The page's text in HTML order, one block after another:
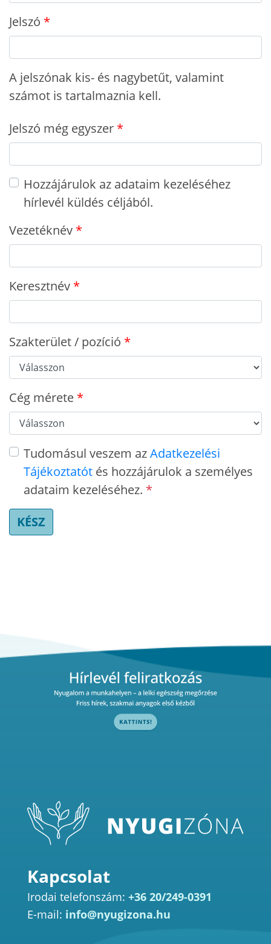
Jelszó
A jelszónak kis- és nagybetűt, valamint
számot is tartalmaznia kell.
Jelszó még egyszer
Hozzájárulok az adataim kezeléséhez
hírlevél küldés céljából.
Vezetéknév
Keresztnév
Szakterület / pozíció
Cég mérete
Tudomásul veszem azAdatkezelési
Tájékoztatót és hozzájárulok a személyes
adataim kezeléséhez. *
KÉSZ
Kapcsolat
Irodai telefonszám: +36 20/249-0391
E-mail: info@nyugizona.hu